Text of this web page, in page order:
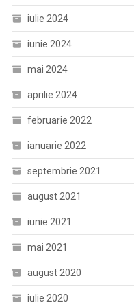
iulie 2024
iunie 2024
mai 2024
aprilie 2024
februarie 2022
ianuarie 2022
septembrie 2021
august 2021
iunie 2021
mai 2021
august 2020
iulie 2020